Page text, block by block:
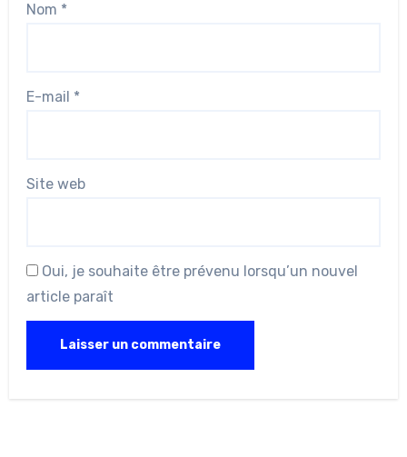
Nom *
E-mail *
Site web
Oui, je souhaite être prévenu lorsqu’un nouvel
article paraît